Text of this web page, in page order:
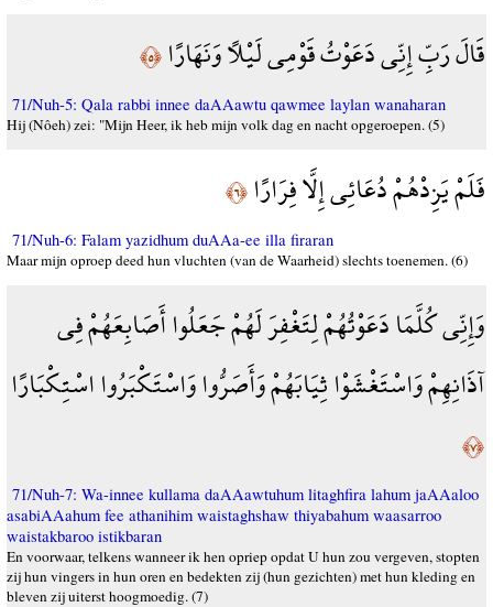
قَالَ رَبِّ إِنِّي دَعَوْتُ قَوْمِي لَيْلًا وَنَهَارًا﴿٥﴾
71/Nuh-5: Qala rabbi innee daAAawtu qawmee laylan wanaharan
Hij (Nôeh) zei: "Mijn Heer, ik heb mijn volk dag en nacht opgeroepen. (5)
فَلَمْ يَزِدْهُمْ دُعَائِي إِلَّا فِرَارًا﴿٦﴾
71/Nuh-6: Falam yazidhum duAAa-ee illa firaran
Maar mijn oproep deed hun vluchten (van de Waarheid) slechts toenemen. (6)
وَإِنِّي كُلَّمَا دَعَوْتُهُمْ لِتَغْفِرَ لَهُمْ جَعَلُوا أَصَابِعَهُمْ فِي
آذَانِهِمْ وَاسْتَغْشَوْا ثِيَابَهُمْ وَأَصَرُّوا وَاسْتَكْبَرُوا اسْتِكْبَارًا
﴿٧﴾
71/Nuh-7: Wa-innee kullama daAAawtuhum litaghfira lahum jaAAaloo
asabiAAahum fee athanihim waistaghshaw thiyabahum waasarroo
waistakbaroo istikbaran
En voorwaar, telkens wanneer ik hen opriep opdat U hun zou vergeven, stopten
zij hun vingers in hun oren en bedekten zij (hun gezichten) met hun kleding en
bleven zij uiterst hoogmoedig. (7)